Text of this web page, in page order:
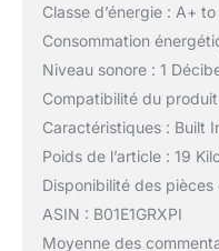
Classe d’énergie : A+ to
Consommation
Niveau sonore : 1
Compatibilité du
Caractéristiques : Built
Poids de l’article : 19
Disponibilité des
ASIN : B01E1GRXPI
Moyenne des